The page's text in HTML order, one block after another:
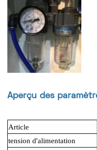
Aperçu des
Article
tension d'alimentation